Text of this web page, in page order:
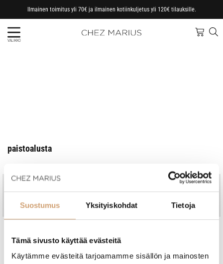
Suostumus Yksityiskohdat Tietoja
Tämä sivusto käyttää evästeitä
Käytämme evästeitä tarjoamamme sisällön ja mainosten
Ilmainen toimitus yli 70€ ja ilmainen kotiinkuljetus yli 120€ tilauksille.
VALIKKO
paistoalusta
Jo vuodesta 1997
Kotimainen perheyritys
varastosta
Etusivu/ Tuotteet avainsanalla “paistoalusta”